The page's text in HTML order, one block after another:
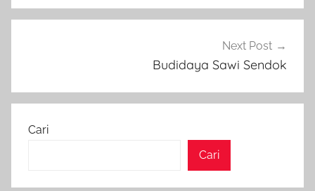
Next Post
Budidaya Sawi Sendok
Cari
Cari